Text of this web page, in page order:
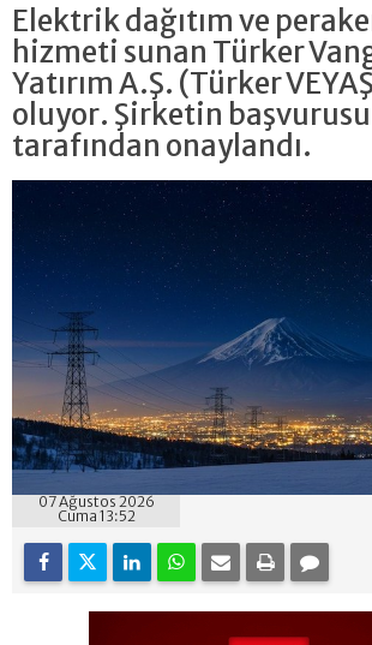
Elektrik dağıtım ve
hizmeti sunan Türker
Yatırım A.Ş. (Türker
oluyor. Şirketin başvurusu
tarafından onaylandı.
07 Ağustos 2026
Cuma 13:52